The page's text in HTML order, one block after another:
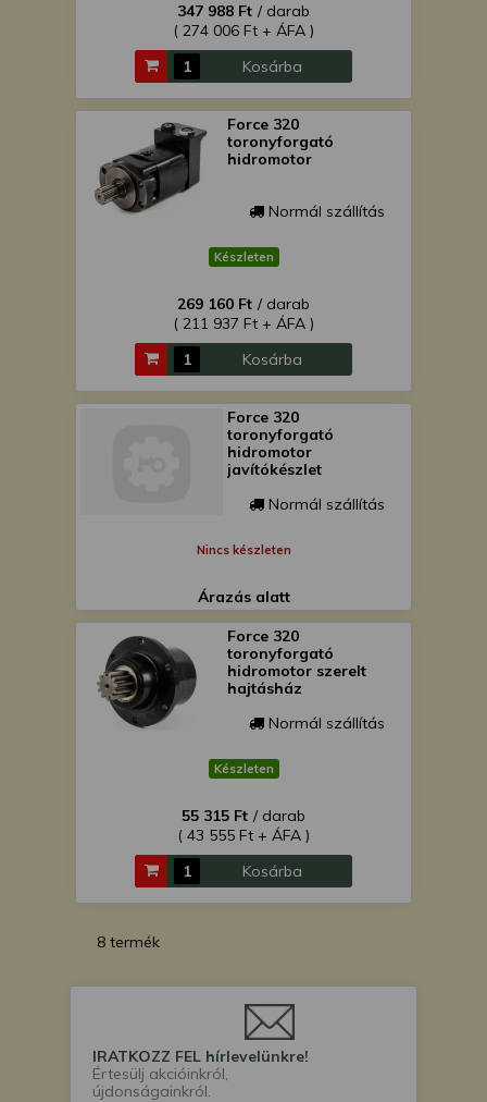
347 988 Ft / darab
( 274 006 Ft + ÁFA )
Kosárba
Force 320
toronyforgató
hidromotor
Normál szállítás
Készleten
269 160 Ft / darab
( 211 937 Ft + ÁFA )
Kosárba
Force 320
toronyforgató
hidromotor
javítókészlet
Normál szállítás
Nincs készleten
Árazás alatt
Force 320
toronyforgató
hidromotor szerelt
hajtásház
Normál szállítás
Készleten
55 315 Ft / darab
( 43 555 Ft + ÁFA )
Kosárba
8 termék
IRATKOZZ FEL hírlevelünkre!
Értesülj akcióinkról,
újdonságainkról.